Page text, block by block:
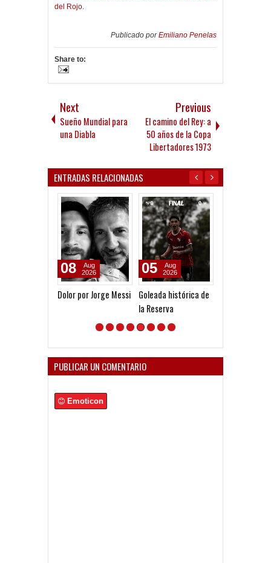
del Rojo.
Publicado porEmiliano Penelas
Share to:
Next
Sueño Mundial para
una Diabla
Previous
El camino del Rey: a
50 años de la Copa
Libertadores 1973
ENTRADAS RELACIONADAS
Goleada histórica de
05
Aug
2026
Le pagó a Olimpia
07
Aug
2026
PUBLICAR UN COMENTARIO
Emoticon